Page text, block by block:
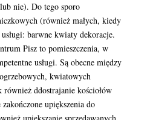
nie). Do tego sporo
(również małych, kiedy
barwne kwiaty dekoracje.
Pisz to pomieszczenia, w
usługi. Są obecne między
kwiatowych
ddostrajanie kościołów
upiększenia do